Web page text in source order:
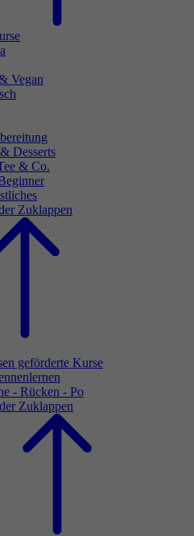
Vegan
Desserts
& Co.
Zuklappen
geförderte Kurse
- Rücken - Po
Zuklappen